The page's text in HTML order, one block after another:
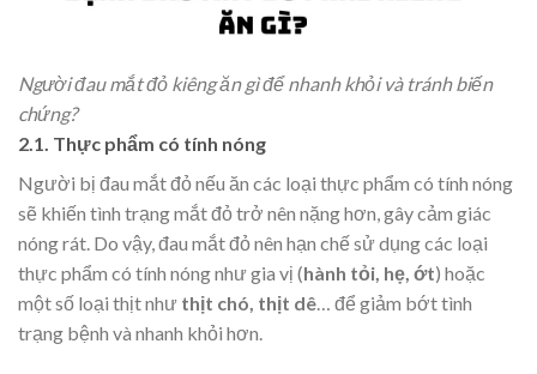
Người đau mắt đỏ kiêng ăn gì để nhanh khỏi và tránh biến
chứng?
2.1. Thực phẩm có tính nóng
Người bị đau mắt đỏ nếu ăn các loại thực phẩm có tính nóng
sẽ khiến tình trạng mắt đỏ trở nên nặng hơn, gây cảm giác
nóng rát. Do vậy, đau mắt đỏ nên hạn chế sử dụng các loại
thực phẩm có tính nóng như gia vị (hành tỏi, hẹ, ớt) hoặc
một số loại thịt như thịt chó, thịt dê… để giảm bớt tình
trạng bệnh và nhanh khỏi hơn.